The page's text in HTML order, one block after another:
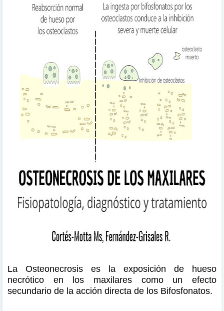
La Osteonecrosis es la exposición de hueso
necrótico en los maxilares como un efecto
secundario de la acción directa de los Bifosfonatos.